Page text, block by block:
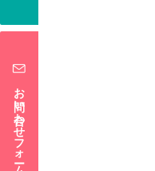
お問い合わせフォーム